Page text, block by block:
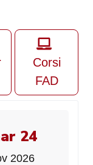
Corsi
FAD
24
2026